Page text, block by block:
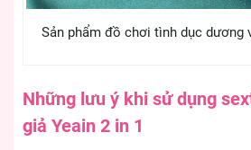
Sản phẩm đồ chơi tình dục dương
Những lưu ý khi sử dụng
giả Yeain 2 in 1